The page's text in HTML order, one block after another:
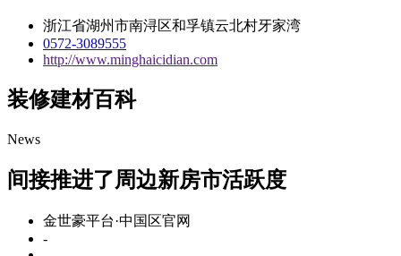
浙江省湖州市南浔区和孚镇云北村牙家湾
0572-3089555
http://www.minghaicidian.com
装修建材百科
News
间接推进了周边新房市活跃度
金世豪平台·中国区官网
-